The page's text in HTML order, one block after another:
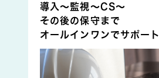
導入～監視～CS～
その後の保守まで
オールインワンでサポート